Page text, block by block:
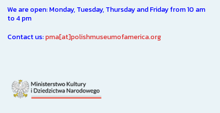
We are open: Monday, Tuesday, Thursday and Friday from 10 am
to 4 pm
Contact us:pma[at]polishmuseumofamerica.org